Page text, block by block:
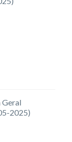
2025)